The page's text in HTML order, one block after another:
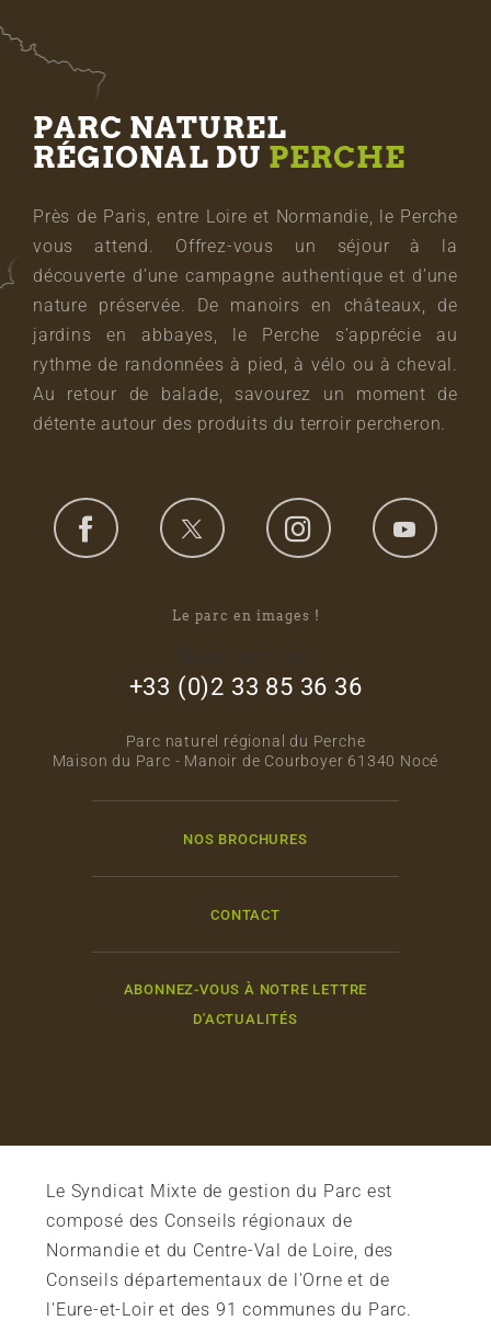
PARC NATUREL
RÉGIONAL DU PERCHE
Près de Paris, entre Loire et Normandie, le Perche
vous attend. Offrez-vous un séjour à la
découverte d’une campagne authentique et d’une
nature préservée. De manoirs en châteaux, de
jardins en abbayes, le Perche s’apprécie au
rythme de randonnées à pied, à vélo ou à cheval.
Au retour de balade, savourez un moment de
détente autour des produits du terroir percheron.
Le parc en images !
+33 (0)2 33 85 36 36
Parc naturel régional du Perche
Maison du Parc - Manoir de Courboyer 61340 Nocé
NOS BROCHURES
CONTACT
ABONNEZ-VOUS À NOTRE LETTRE
D'ACTUALITÉS
Le Syndicat Mixte de gestion du Parc est
composé des Conseils régionaux de
Normandie et du Centre-Val de Loire, des
Conseils départementaux de l'Orne et de
l'Eure-et-Loir et des 91 communes du Parc.